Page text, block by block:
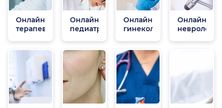
Онлайн
терапевты
Онлайн
педиатры
Онлайн
гинекологи
Онлайн
неврологи